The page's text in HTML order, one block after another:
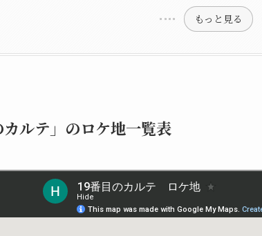
もっと見る
カルテ」のロケ地一覧表